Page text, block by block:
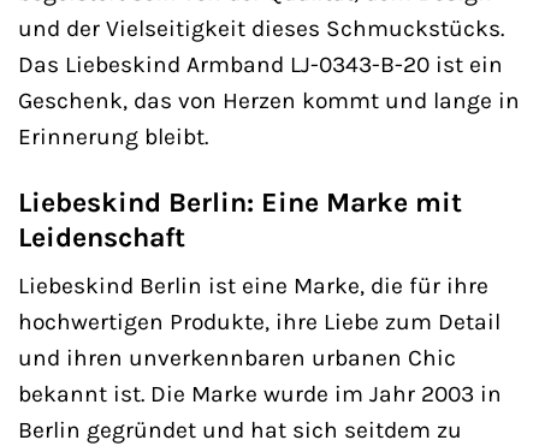
und der Vielseitigkeit dieses Schmuckstücks.
Das Liebeskind Armband LJ-0343-B-20 ist ein
Geschenk, das von Herzen kommt und lange in
Erinnerung bleibt.
Liebeskind Berlin: Eine Marke mit
Leidenschaft
Liebeskind Berlin ist eine Marke, die für ihre
hochwertigen Produkte, ihre Liebe zum Detail
und ihren unverkennbaren urbanen Chic
bekannt ist. Die Marke wurde im Jahr 2003 in
Berlin gegründet und hat sich seitdem zu